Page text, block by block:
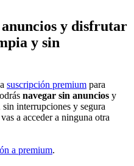
y disfrutar
y sin
suscripción premium para
navegar sin anuncios y
interrupciones y segura
a acceder a ninguna otra
a premium.